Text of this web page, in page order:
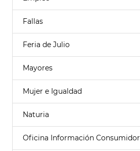
Fallas
Feria de Julio
Mayores
Mujer e Igualdad
Naturia
Oficina Información Consumidor